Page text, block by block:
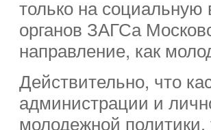
только на
органов ЗАГСа
направление, как
Действительно, что
администрации и
молодежной